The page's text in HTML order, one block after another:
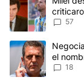
anti-57
Un artículo de
el
18